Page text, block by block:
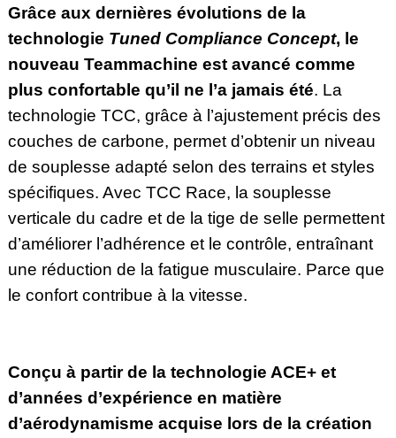
Grâce aux dernières évolutions de la
technologie Tuned Compliance Concept, le
nouveau Teammachine est avancé comme
plus confortable qu’il ne l’a jamais été. La
technologie TCC, grâce à l’ajustement précis des
couches de carbone, permet d’obtenir un niveau
de souplesse adapté selon des terrains et styles
spécifiques. Avec TCC Race, la souplesse
verticale du cadre et de la tige de selle permettent
d’améliorer l’adhérence et le contrôle, entraînant
une réduction de la fatigue musculaire. Parce que
le confort contribue à la vitesse.
Conçu à partir de la technologie ACE+ et
d’années d’expérience en matière
d’aérodynamisme acquise lors de la création